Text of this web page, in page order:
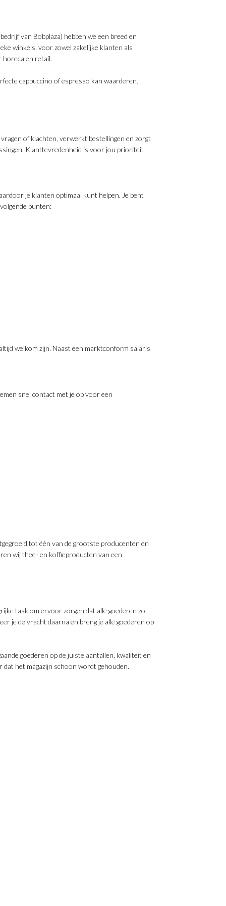
van Bobplaza) hebben we een breed en
winkels, voor zowel zakelijke klanten als
horeca en retail.
cappuccino of espresso kan waarderen.
of klachten, verwerkt bestellingen en zorgt
Klanttevredenheid is voor jou prioriteit
je klanten optimaal kunt helpen. Je bent
punten:
welkom zijn. Naast een marktconform salaris
snel contact met je op voor een
tot één van de grootste producenten en
wij thee- en koffieproducten van een
taak om ervoor zorgen dat alle goederen zo
je de vracht daarna en breng je alle goederen op
goederen op de juiste aantallen, kwaliteit en
het magazijn schoon wordt gehouden.